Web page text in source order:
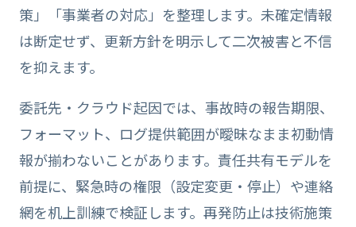
策」「事業者の対応」を整理します。未確定情報
は断定せず、更新方針を明示して二次被害と不信
を抑えます。
委託先・クラウド起因では、事故時の報告期限、
フォーマット、ログ提供範囲が曖昧なまま初動情
報が揃わないことがあります。責任共有モデルを
前提に、緊急時の権限（設定変更・停止）や連絡
網を机上訓練で検証します。再発防止は技術施策